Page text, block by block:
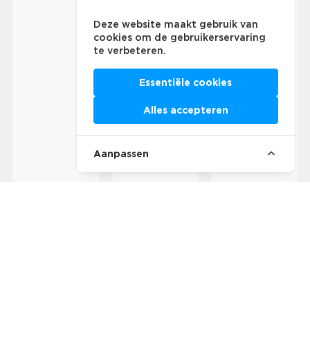
Deze website maakt gebruik van
cookies om de gebruikerservaring
te verbeteren.
Essentiële cookies
Alles accepteren
Aanpassen